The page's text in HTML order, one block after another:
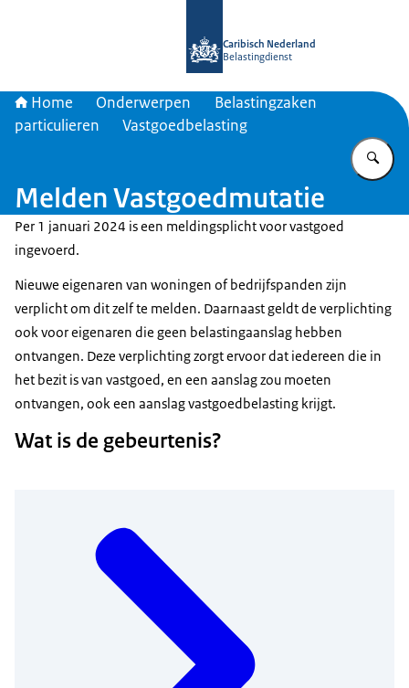
Caribisch Nederland
Belastingdienst
Home Onderwerpen
Belastingzaken
particulieren
Vastgoedbelasting
Melden Vastgoedmutatie
Per 1 januari 2024 is een meldingsplicht voor vastgoed
ingevoerd.
Nieuwe eigenaren van woningen of bedrijfspanden zijn
verplicht om dit zelf te melden. Daarnaast geldt de verplichting
ook voor eigenaren die geen belastingaanslag hebben
ontvangen. Deze verplichting zorgt ervoor dat iedereen die in
het bezit is van vastgoed, en een aanslag zou moeten
ontvangen, ook een aanslag vastgoedbelasting krijgt.
Wat is de gebeurtenis?